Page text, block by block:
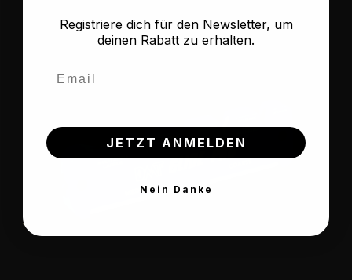
Registriere dich für den Newsletter, um
deinen Rabatt zu erhalten.
JETZT ANMELDEN
Nein Danke